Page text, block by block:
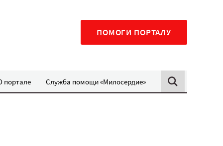
ПОМОГИ ПОРТАЛУ
портале Служба помощи «Милосердие»